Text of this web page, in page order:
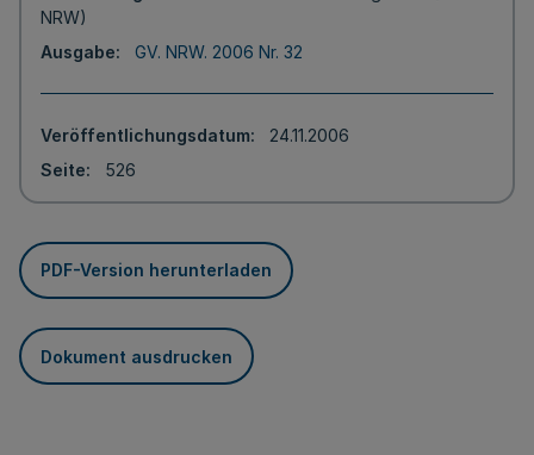
NRW)
Ausgabe
GV. NRW. 2006 Nr. 32
Veröffentlichungsdatum
24.11.2006
Seite
526
PDF-Version herunterladen
Dokument ausdrucken